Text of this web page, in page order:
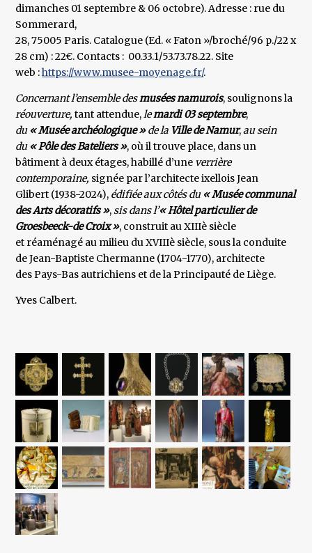
dimanches 01 septembre & 06 octobre). Adresse : rue du
Sommerard,
28, 75005 Paris. Catalogue (Ed. « Faton »/broché/96 p./22 x
28 cm) : 22€. Contacts : 00.33.1/53.73.78.22. Site
web :https://www.musee-moyenage.fr/.
Concernant l’ensemble desmusées namurois, soulignons la
réouverture,tant attendue,lemardi 03 septembre,
du « Musée archéologique »de la Ville de Namur,au sein
du « Pôle des Bateliers », où il trouve place, dans un
bâtiment à deux étages, habillé d’une verrière
contemporaine, signée par l’architecte ixellois Jean
Glibert (1938-2024), édifiée aux côtés du« Musée communal
des Arts décoratifs »,sis dans l’« Hôtel particulier de
Groesbeeck-de Croix », construit au XIIIè siècle
et réaménagé au milieu du XVIIIè siècle, sous la conduite
de Jean-Baptiste Chermanne (1704-1770), architecte
des Pays-Bas autrichiens et de la Principauté de Liège.
Yves Calbert.